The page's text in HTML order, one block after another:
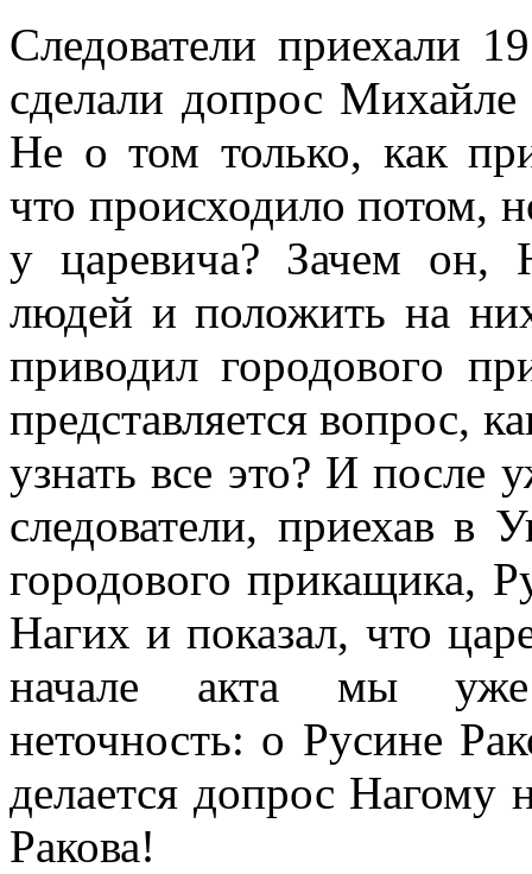
Следователи приехали
сделали допрос
Не о том только, как
что происходило потом,
у царевича? Зачем он,
людей и положить на
приводил городового
представляется вопрос,
узнать все это? И после
следователи, приехав в
городового прикащика,
Нагих и показал, что
начале акта мы уже
неточность: о Русине
делается допрос Нагому
Ракова!